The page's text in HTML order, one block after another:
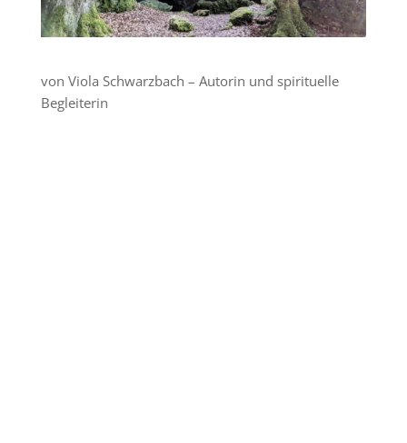
von Viola Schwarzbach – Autorin und spirituelle
Begleiterin